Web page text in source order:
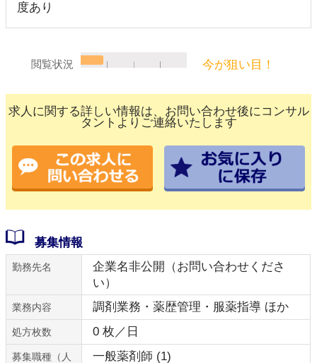
度あり
閲覧状況 今が狙い目！
求人に関する詳しい情報は、お問い合わせ後にコンサル
タントよりご連絡いたします
募集情報
勤務先名
企業名非公開（お問い合わせくださ
い）
業務内容 調剤業務・薬歴管理・服薬指導 ほか
処方枚数 0 枚／日
募集職種（人
一般薬剤師 (1)